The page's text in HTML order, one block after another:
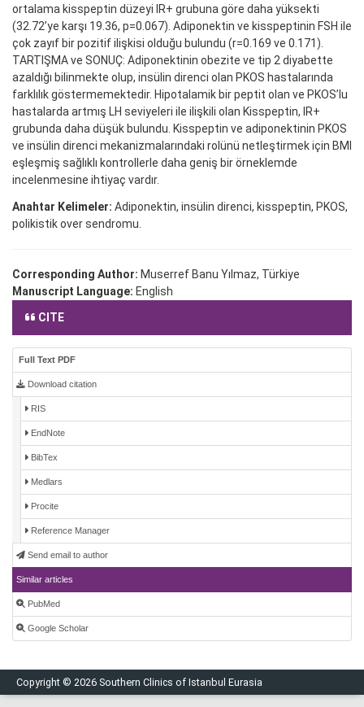
ortalama kisspeptin düzeyi IR+ grubuna göre daha yüksekti
(32.72’ye karşı 19.36, p=0.067). Adiponektin ve kisspeptinin FSH ile
çok zayıf bir pozitif ilişkisi olduğu bulundu (r=0.169 ve 0.171).
TARTIŞMA ve SONUÇ: Adiponektinin obezite ve tip 2 diyabette
azaldığı bilinmekte olup, insülin direnci olan PKOS hastalarında
farklılık göstermemektedir. Hipotalamik bir peptit olan ve PKOS’lu
hastalarda artmış LH seviyeleri ile ilişkili olan Kisspeptin, IR+
grubunda daha düşük bulundu. Kisspeptin ve adiponektinin PKOS
ve insülin direnci mekanizmalarındaki rolünü netleştirmek için BMI
eşleşmiş sağlıklı kontrollerle daha geniş bir örneklemde
incelenmesine ihtiyaç vardır.
Anahtar Kelimeler: Adiponektin, insülin direnci, kisspeptin, PKOS,
polikistik over sendromu.
Corresponding Author: Muserref Banu Yılmaz, Türkiye
Manuscript Language: English
CITE
Full Text PDF
Download citation
RIS
EndNote
BibTex
Medlars
Procite
Reference Manager
Send email to author
Similar articles
PubMed
Google Scholar
Copyright © 2026 Southern Clinics of Istanbul Eurasia